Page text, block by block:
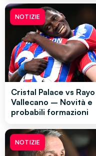
NOTIZIE
Cristal Palace vs Rayo
Vallecano – Novità e
probabili formazioni
NOTIZIE